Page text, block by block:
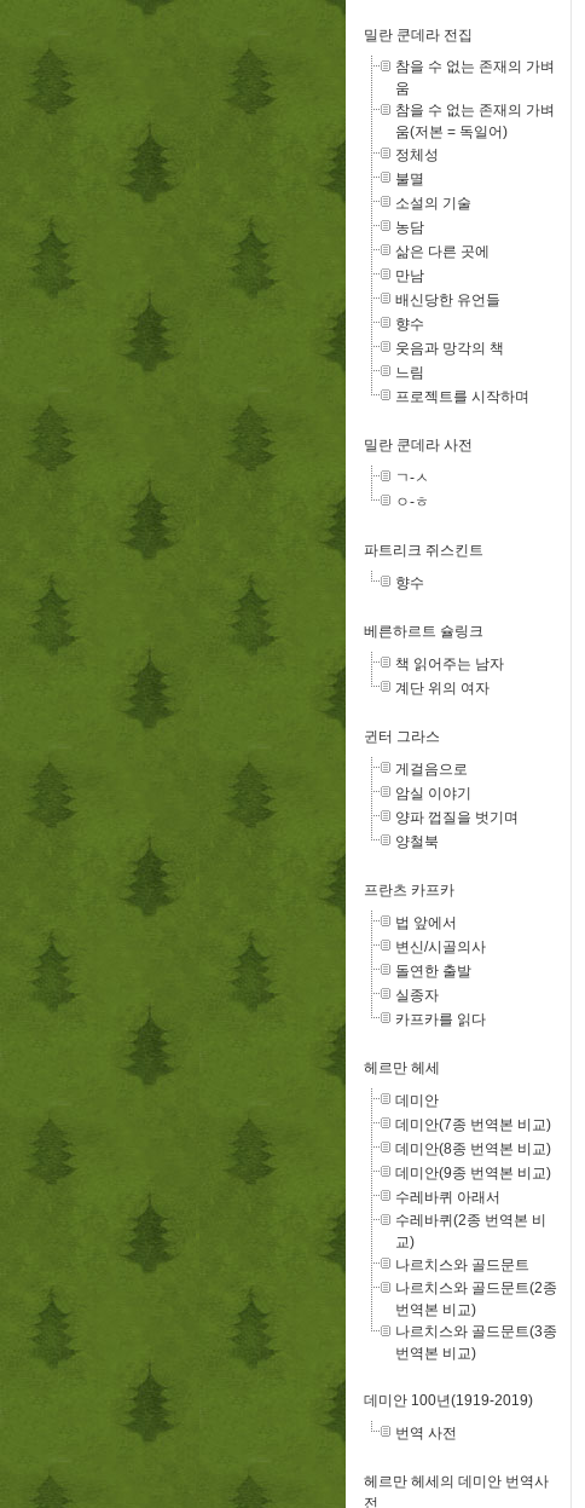
밀란 쿤데라 전집
참을 수 없는 존재의 가벼
움
참을 수 없는 존재의 가벼
움(저본 = 독일어)
정체성
불멸
소설의 기술
농담
삶은 다른 곳에
만남
배신당한 유언들
향수
웃음과 망각의 책
느림
프로젝트를 시작하며
밀란 쿤데라 사전
ㄱ-ㅅ
ㅇ-ㅎ
파트리크 쥐스킨트
향수
베른하르트 슐링크
책 읽어주는 남자
계단 위의 여자
귄터 그라스
게걸음으로
암실 이야기
양파 껍질을 벗기며
양철북
프란츠 카프카
법 앞에서
변신/시골의사
돌연한 출발
실종자
카프카를 읽다
헤르만 헤세
데미안
데미안(7종 번역본 비교)
데미안(8종 번역본 비교)
데미안(9종 번역본 비교)
수레바퀴 아래서
수레바퀴(2종 번역본 비
교)
나르치스와 골드문트
나르치스와 골드문트(2종
번역본 비교)
나르치스와 골드문트(3종
번역본 비교)
데미안 100년(1919-2019)
번역 사전
헤르만 헤세의 데미안 번역사
전